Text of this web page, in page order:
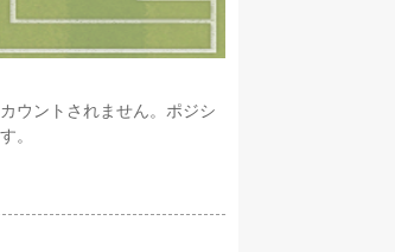
ウントされません。ポジシ
。